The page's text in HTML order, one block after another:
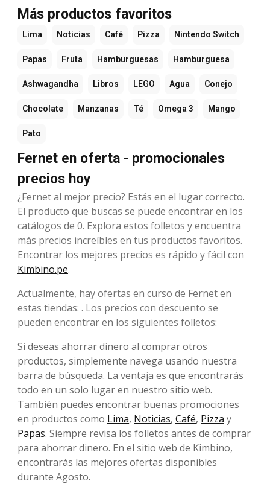
Más productos favoritos
Lima Noticias Café Pizza Nintendo Switch
Papas Fruta Hamburguesas Hamburguesa
Ashwagandha Libros LEGO Agua Conejo
Chocolate Manzanas Té Omega 3 Mango
Pato
Fernet en oferta - promocionales
precios hoy
¿Fernet al mejor precio? Estás en el lugar correcto.
El producto que buscas se puede encontrar en los
catálogos de 0. Explora estos folletos y encuentra
más precios increíbles en tus productos favoritos.
Encontrar los mejores precios es rápido y fácil con
Kimbino.pe.
Actualmente, hay ofertas en curso de Fernet en
estas tiendas: . Los precios con descuento se
pueden encontrar en los siguientes folletos:
Si deseas ahorrar dinero al comprar otros
productos, simplemente navega usando nuestra
barra de búsqueda. La ventaja es que encontrarás
todo en un solo lugar en nuestro sitio web.
También puedes encontrar buenas promociones
en productos como Lima, Noticias, Café, Pizza y
Papas. Siempre revisa los folletos antes de comprar
para ahorrar dinero. En el sitio web de Kimbino,
encontrarás las mejores ofertas disponibles
durante Agosto.